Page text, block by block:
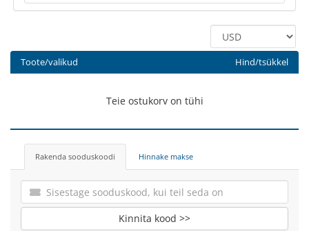
Toote/valikud Hind/tsükkel
Teie ostukorv on tühi
Rakenda sooduskoodi Hinnake makse
Kinnita kood >>